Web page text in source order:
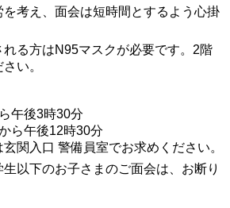
を考え、面会は短時間とするよう心掛
る方はN95マスクが必要です。2階
い。
午後3時30分
ら午後12時30分
玄関入口 警備員室でお求めください。
以下のお子さまのご面会は、お断り